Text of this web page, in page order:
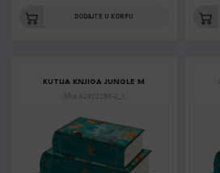
DODAJTE U KORPU
KUTIJA KNJIGA JUNGLE M
Šifra: K29022BX-2_1